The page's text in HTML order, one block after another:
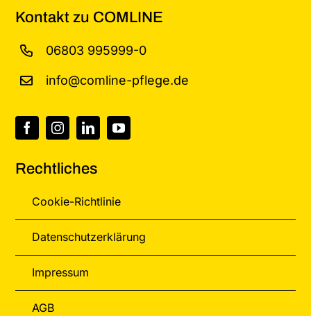
Kontakt zu COMLINE
06803 995999-0
info@comline-pflege.de
Rechtliches
Cookie-Richtlinie
Datenschutzerklärung
Impressum
AGB